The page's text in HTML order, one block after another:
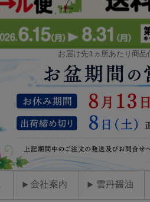
お届け先1ヵ所あたり商